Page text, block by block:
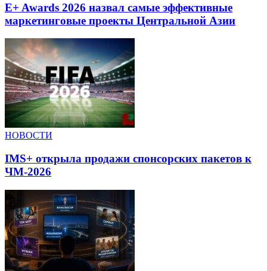
E+ Awards 2026 назвал самые эффективные
маркетинговые проекты Центральной Азии
НОВОСТИ
IMS+ открыла продажи спонсорских пакетов к
ЧМ-2026